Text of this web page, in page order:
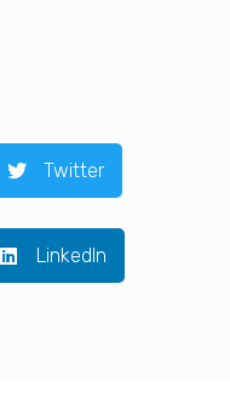
Twitter
LinkedIn